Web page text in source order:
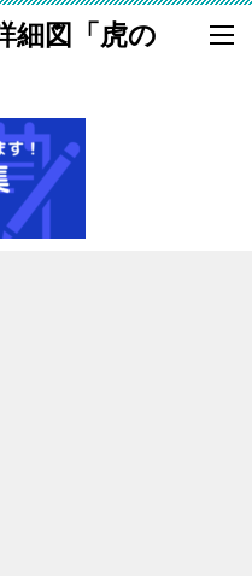
細図「虎の